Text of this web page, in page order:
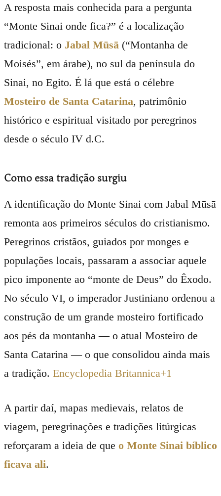
A resposta mais conhecida para a pergunta
“Monte Sinai onde fica?” é a localização
tradicional: o Jabal Mūsā (“Montanha de
Moisés”, em árabe), no sul da península do
Sinai, no Egito. É lá que está o célebre
Mosteiro de Santa Catarina, patrimônio
histórico e espiritual visitado por peregrinos
desde o século IV d.C.
Como essa tradição surgiu
A identificação do Monte Sinai com Jabal Mūsā
remonta aos primeiros séculos do cristianismo.
Peregrinos cristãos, guiados por monges e
populações locais, passaram a associar aquele
pico imponente ao “monte de Deus” do Êxodo.
No século VI, o imperador Justiniano ordenou a
construção de um grande mosteiro fortificado
aos pés da montanha — o atual Mosteiro de
Santa Catarina — o que consolidou ainda mais
a tradição. Encyclopedia Britannica+1
A partir daí, mapas medievais, relatos de
viagem, peregrinações e tradições litúrgicas
reforçaram a ideia de que o Monte Sinai bíblico
ficava ali.